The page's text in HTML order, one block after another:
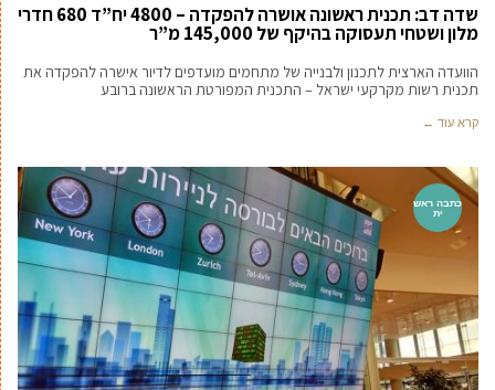
שדה דב: תכנית ראשונה אושרה להפקדה – 4800 יח”ד 680 חדרי
מלון ושטחי תעסוקה בהיקף של 145,000 מ”ר
הוועדה הארצית לתכנון ולבנייה של מתחמים מועדפים לדיור אישרה להפקדה את
תכנית רשות מקרקעי ישראל – התכנית המפורטת הראשונה ברובע
קרא עוד ←
כתבה ראש
ית